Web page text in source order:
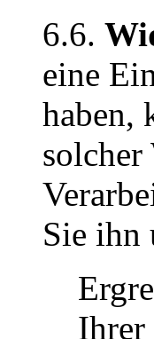
6.6.
eine
haben,
Sie ihn
Ihrer